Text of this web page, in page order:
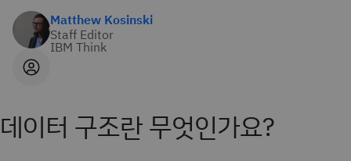
Matthew Kosinski
Staff Editor
IBM Think
데이터 구조란 무엇인가요?